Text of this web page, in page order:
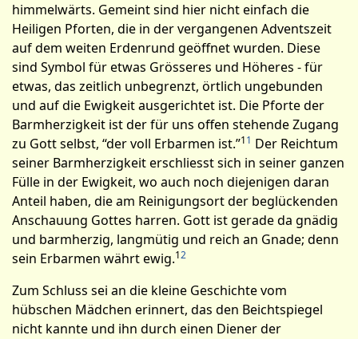
himmelwärts. Gemeint sind hier nicht einfach die
Heiligen Pforten, die in der vergangenen Adventszeit
auf dem weiten Erdenrund geöffnet wurden. Diese
sind Symbol für etwas Grösseres und Höheres - für
etwas, das zeitlich unbegrenzt, örtlich ungebunden
und auf die Ewigkeit ausgerichtet ist. Die Pforte der
Barm­herzigkeit ist der für uns offen stehende Zugang
zu Gott selbst, “der voll Erbarmen ist.”11 Der Reichtum
seiner Barmherzigkeit erschliesst sich in seiner ganzen
Fülle in der Ewigkeit, wo auch noch diejenigen daran
Anteil haben, die am Reinigungsort der beglückenden
Anschauung Gottes harren. Gott ist gerade da gnädig
und barmherzig, langmütig und reich an Gnade; denn
sein Erbarmen währt ewig.12
Zum Schluss sei an die kleine Geschichte vom
hübschen Mädchen erinnert, das den Beichtspiegel
nicht kannte und ihn durch einen Diener der